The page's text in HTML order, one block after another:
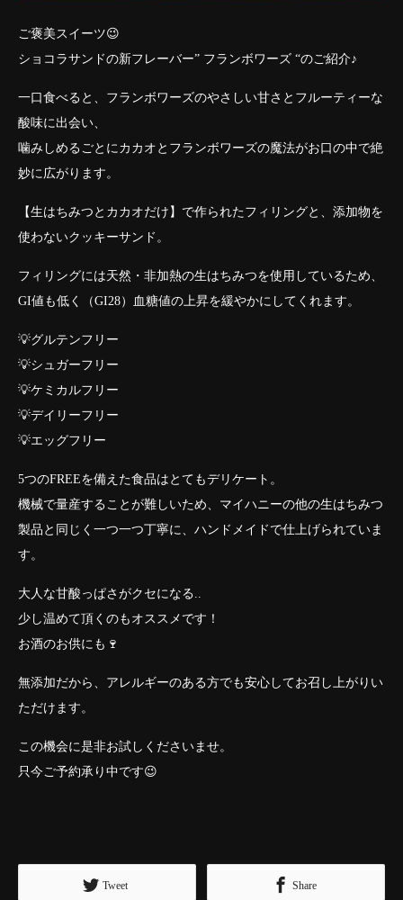
ご褒美スイーツ😉
ショコラサンドの新フレーバー” フランボワーズ “のご紹介♪
一口食べると、フランボワーズのやさしい甘さとフルーティーな
酸味に出会い、
噛みしめるごとにカカオとフランボワーズの魔法がお口の中で絶
妙に広がります。
【生はちみつとカカオだけ】で作られたフィリングと、添加物を
使わないクッキーサンド。
フィリングには天然・非加熱の生はちみつを使用しているため、
GI値も低く（GI28）血糖値の上昇を緩やかにしてくれます。
💡グルテンフリー
💡シュガーフリー
💡ケミカルフリー
💡デイリーフリー
💡エッグフリー
5つのFREEを備えた食品はとてもデリケート。
機械で量産することが難しいため、マイハニーの他の生はちみつ
製品と同じく一つ一つ丁寧に、ハンドメイドで仕上げられていま
す。
大人な甘酸っぱさがクセになる..
少し温めて頂くのもオススメです！
お酒のお供にも🍷
無添加だから、アレルギーのある方でも安心してお召し上がりい
ただけます。
この機会に是非お試しくださいませ。
只今ご予約承り中です😉
Tweet Share